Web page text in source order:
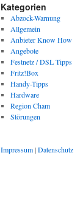
Kategorien
Abzock-Warnung
Allgemein
Anbieter Know How
Angebote
Festnetz / DSL Tipps
Fritz!Box
Handy-Tipps
Hardware
Region Cham
Störungen
Impressum|Datenschutz